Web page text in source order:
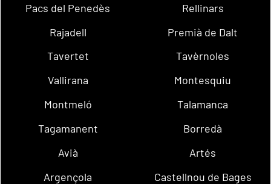
Pacs del Penedès
Rellinars
Rajadell
Premià de Dalt
Tavertet
Tavèrnoles
Vallirana
Montesquiu
Montmeló
Talamanca
Tagamanent
Borredà
Avià
Artés
Argençola
Castellnou de Bages